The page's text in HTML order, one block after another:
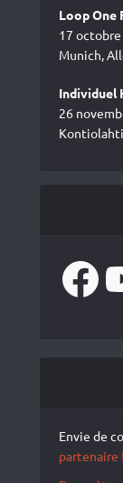
Loop One
17
Munich,
Individuel
26
Facebook
Envie de
partenaire !